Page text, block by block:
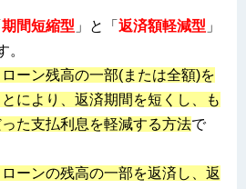
期間短縮型 」と「 返済額軽減型 」
。
ローン残高の一部(または全額)を
により、返済期間を短くし、も
た支払利息を軽減する方法で
ローンの残高の一部を返済し、返